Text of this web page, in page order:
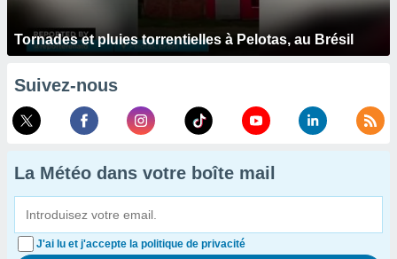
Tornades et pluies torrentielles à Pelotas, au Brésil
Suivez-nous
La Météo dans votre boîte mail
J'ai lu et j'accepte la politique de privacité